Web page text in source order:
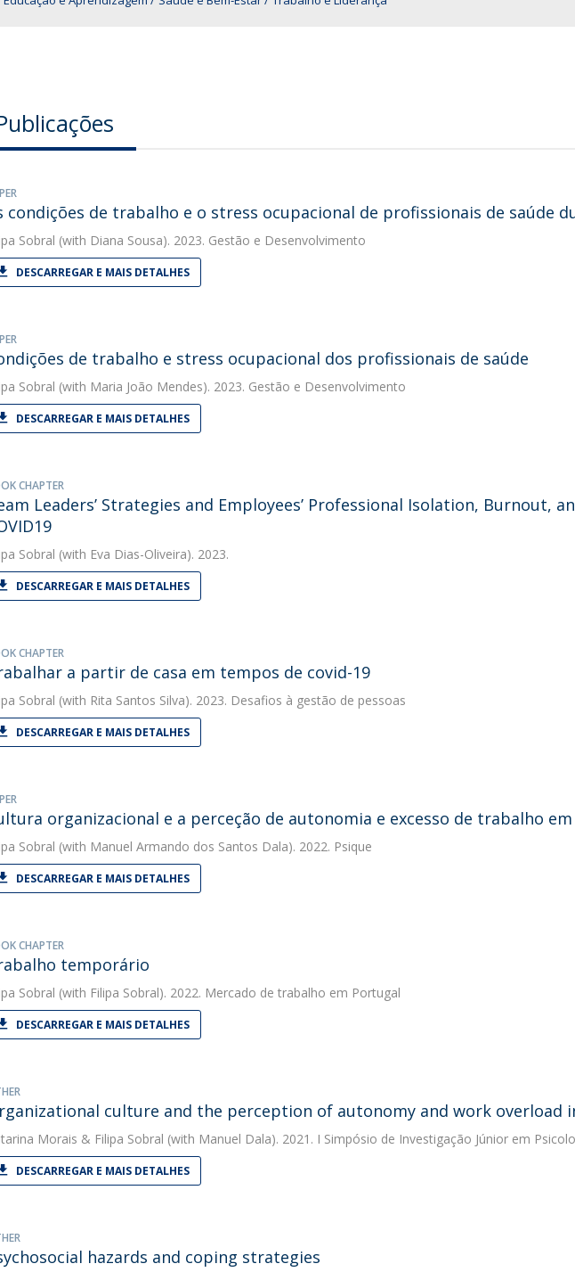
condições de trabalho e o stress ocupacional de profissionais de saúde
Sobral (with Diana Sousa). 2023. Gestão e Desenvolvimento
DESCARREGAR E MAIS DETALHES
de trabalho e stress ocupacional dos profissionais de saúde
Sobral (with Maria João Mendes). 2023. Gestão e Desenvolvimento
DESCARREGAR E MAIS DETALHES
CHAPTER
Leaders’ Strategies and Employees’ Professional Isolation, Burnout,
Sobral (with Eva Dias-Oliveira). 2023.
DESCARREGAR E MAIS DETALHES
CHAPTER
a partir de casa em tempos de covid-19
Sobral (with Rita Santos Silva). 2023. Desafios à gestão de pessoas
DESCARREGAR E MAIS DETALHES
organizacional e a perceção de autonomia e excesso de trabalho
Sobral (with Manuel Armando dos Santos Dala). 2022. Psique
DESCARREGAR E MAIS DETALHES
CHAPTER
temporário
Sobral (with Filipa Sobral). 2022. Mercado de trabalho em Portugal
DESCARREGAR E MAIS DETALHES
culture and the perception of autonomy and work overload
Morais & Filipa Sobral (with Manuel Dala). 2021. I Simpósio de Investigação Júnior em
DESCARREGAR E MAIS DETALHES
hazards and coping strategies